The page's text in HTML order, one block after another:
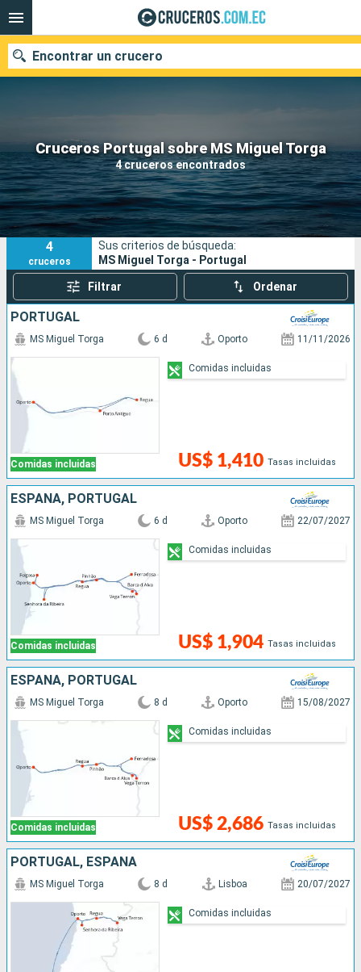
Cruceros Portugal sobre MS Miguel Torga
4 cruceros encontrados
Encontrar un crucero
Nuestros destinos
Fecha de salida
Puertos Compañías
Buscar
4
cruceros
Sus criterios de búsqueda:
MS Miguel Torga - Portugal
Filtrar Ordenar
PORTUGAL
Comidas incluidas
MS Miguel Torga 6 d Oporto 11/11/2026
US$ 1,410 Tasas incluidas
Comidas incluidas
ESPAÑA, PORTUGAL
Comidas incluidas
MS Miguel Torga 6 d Oporto 22/07/2027
US$ 1,904 Tasas incluidas
Comidas incluidas
ESPAÑA, PORTUGAL
Comidas incluidas
MS Miguel Torga 8 d Oporto 15/08/2027
US$ 2,686 Tasas incluidas
Comidas incluidas
PORTUGAL, ESPAÑA
MS Miguel Torga 8 d Lisboa 20/07/2027
Comidas incluidas